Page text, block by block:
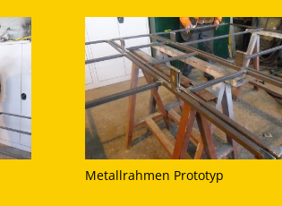
Metallrahmen Prototyp